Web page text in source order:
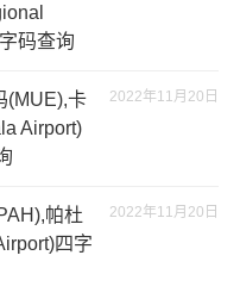
码查询
2022年11月20日
(MUE),卡
Airport)
2022年11月20日
帕杜
四字